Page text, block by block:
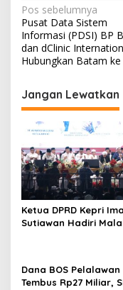
N
a
v
i
g
a
s
i
p
o
s
Pos sebelumnya
Pusat Data Sistem
Informasi (PDSI) BP
dan dClinic
Hubungkan Batam
Jangan Lewatkan
Ketua DPRD Kepri
Sutiawan Hadiri
Dana BOS Pelalawan
Tembus Rp27 Miliar,